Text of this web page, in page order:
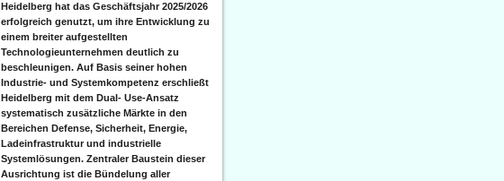
Heidelberg hat das Geschäftsjahr 2025/2026
erfolgreich genutzt, um ihre Entwicklung zu
einem breiter aufgestellten
Technologieunternehmen deutlich zu
beschleunigen. Auf Basis seiner hohen
Industrie- und Systemkompetenz erschließt
Heidelberg mit dem Dual- Use-Ansatz
systematisch zusätzliche Märkte in den
Bereichen Defense, Sicherheit, Energie,
Ladeinfrastruktur und industrielle
Systemlösungen. Zentraler Baustein dieser
Ausrichtung ist die Bündelung aller